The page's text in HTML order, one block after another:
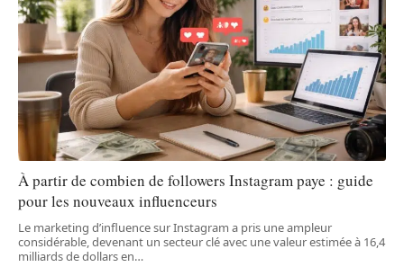
À partir de combien de followers Instagram paye : guide
pour les nouveaux influenceurs
Le marketing d’influence sur Instagram a pris une ampleur
considérable, devenant un secteur clé avec une valeur estimée à 16,4
milliards de dollars en…